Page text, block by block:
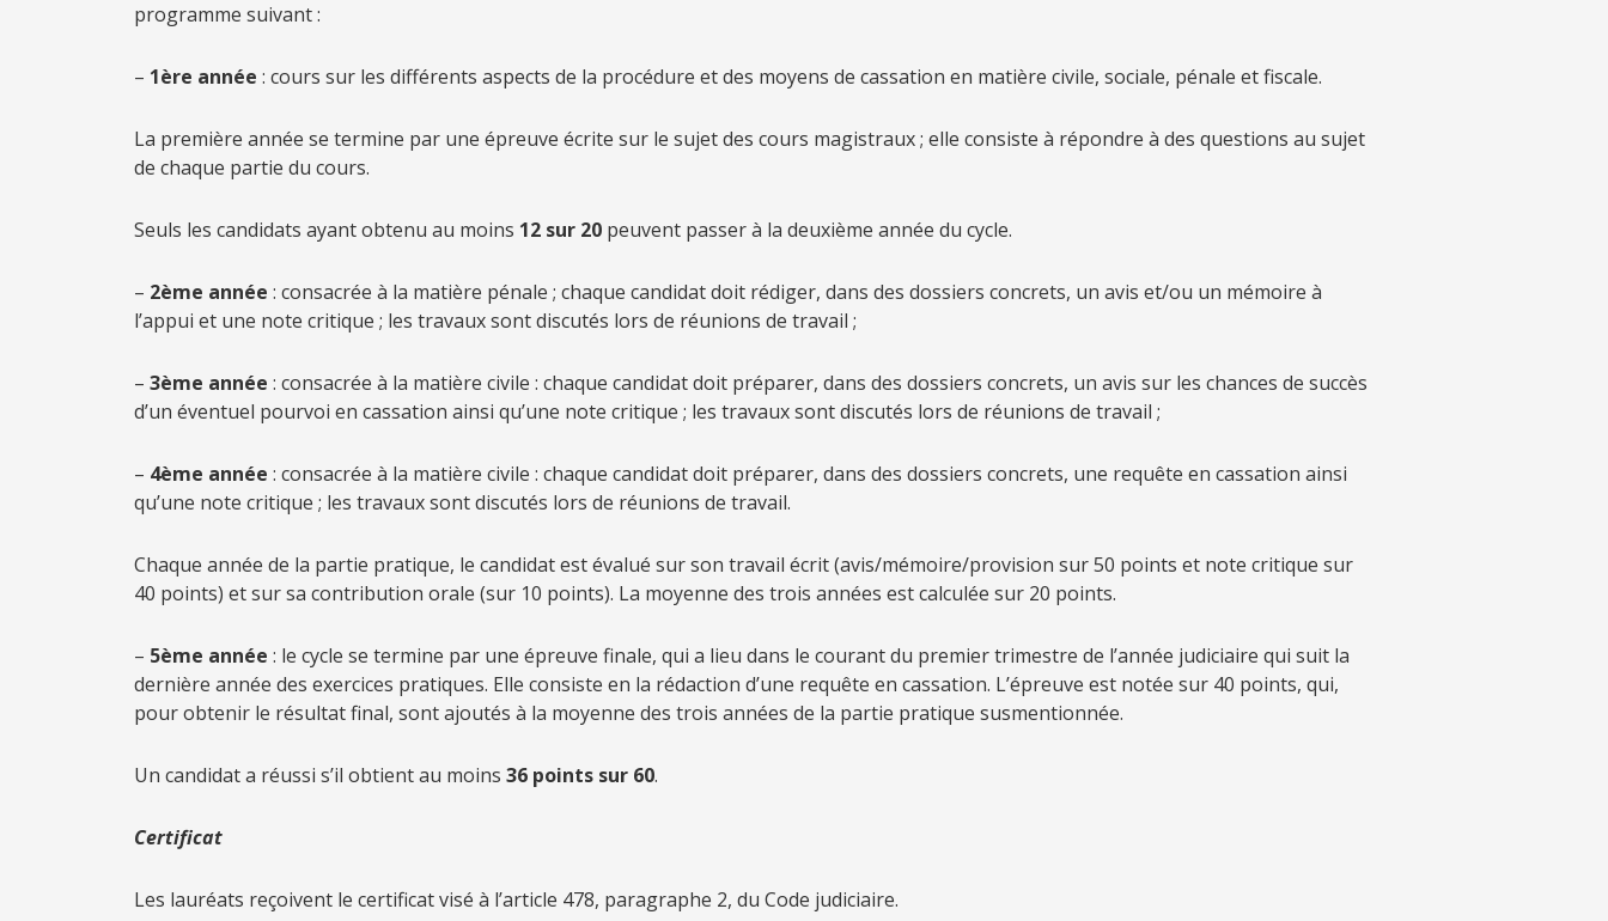
programme suivant :
– 1ère année : cours sur les différents aspects de la procédure et des moyens de cassation en matière civile, sociale, pénale et fiscale.
La première année se termine par une épreuve écrite sur le sujet des cours magistraux ; elle consiste à répondre à des questions au sujet
de chaque partie du cours.
Seuls les candidats ayant obtenu au moins 12 sur 20 peuvent passer à la deuxième année du cycle.
– 2ème année : consacrée à la matière pénale ; chaque candidat doit rédiger, dans des dossiers concrets, un avis et/ou un mémoire à
l’appui et une note critique ; les travaux sont discutés lors de réunions de travail ;
– 3ème année : consacrée à la matière civile : chaque candidat doit préparer, dans des dossiers concrets, un avis sur les chances de succès
d’un éventuel pourvoi en cassation ainsi qu’une note critique ; les travaux sont discutés lors de réunions de travail ;
– 4ème année : consacrée à la matière civile : chaque candidat doit préparer, dans des dossiers concrets, une requête en cassation ainsi
qu’une note critique ; les travaux sont discutés lors de réunions de travail.
Chaque année de la partie pratique, le candidat est évalué sur son travail écrit (avis/mémoire/provision sur 50 points et note critique sur
40 points) et sur sa contribution orale (sur 10 points). La moyenne des trois années est calculée sur 20 points.
– 5ème année : le cycle se termine par une épreuve finale, qui a lieu dans le courant du premier trimestre de l’année judiciaire qui suit la
dernière année des exercices pratiques. Elle consiste en la rédaction d’une requête en cassation. L’épreuve est notée sur 40 points, qui,
pour obtenir le résultat final, sont ajoutés à la moyenne des trois années de la partie pratique susmentionnée.
Un candidat a réussi s’il obtient au moins 36 points sur 60.
Certificat
Les lauréats reçoivent le certificat visé à l’article 478, paragraphe 2, du Code judiciaire.